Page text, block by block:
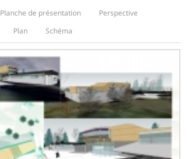
Planche de présentation
Perspective
Plan Schéma